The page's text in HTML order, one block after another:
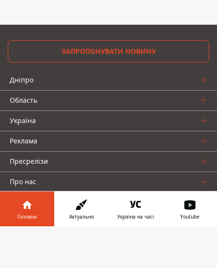
ЗАПРОПОНУВАТИ НОВИНУ
Дніпро
Область
Україна
Реклама
Пресрелізи
Про нас
Головна Актуально Україна на часі Youtube